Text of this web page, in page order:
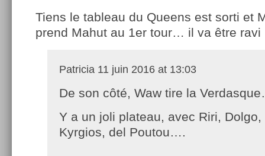
Tiens le tableau du Queens est sorti et
prend Mahut au 1er tour… il va être ravi
Patricia 11 juin 2016 at 13:03
De son côté, Waw tire la
Y a un joli plateau, avec Riri, Dolgo,
Kyrgios, del Poutou….